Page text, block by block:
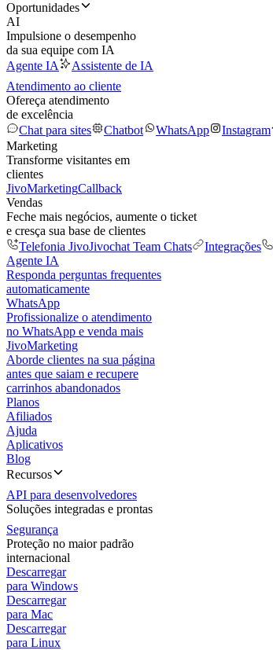
Oportunidades
AI
Impulsione o desempenho
da sua equipe com IA
Agente IA
Assistente de IA
Atendimento ao cliente
Ofereça atendimento
de excelência
Chat para sites
Chatbot WhatsApp Instagram
Marketing
Transforme visitantes em
clientes
JivoMarketingCallback
Vendas
Feche mais negócios, aumente o ticket
e cresça sua base de clientes
Telefonia JivoJivochat Team Chats Integrações
Agente IA
Responda perguntas frequentes
automaticamente
WhatsApp
Profissionalize o atendimento
no WhatsApp e venda mais
JivoMarketing
Aborde clientes na sua página
antes que saiam e recupere
carrinhos abandonados
Planos
Afiliados
Ajuda
Aplicativos
Blog
Recursos
API para desenvolvedores
Soluções integradas e prontas
Segurança
Proteção no maior padrão
internacional
Descarregar
para Windows
Descarregar
para Mac
Descarregar
para Linux